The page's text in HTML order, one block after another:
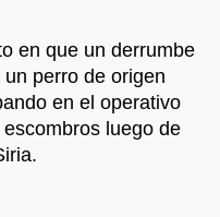
en que un derrumbe
perro de origen
en el operativo
luego de